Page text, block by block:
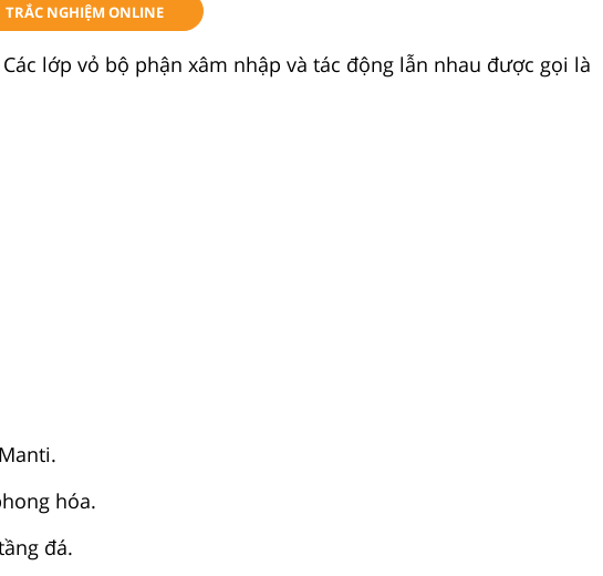
TRẮC NGHIỆM ONLINE
Các lớp vỏ bộ phận xâm nhập và tác động lẫn nhau được gọi là
hóa.
đá.